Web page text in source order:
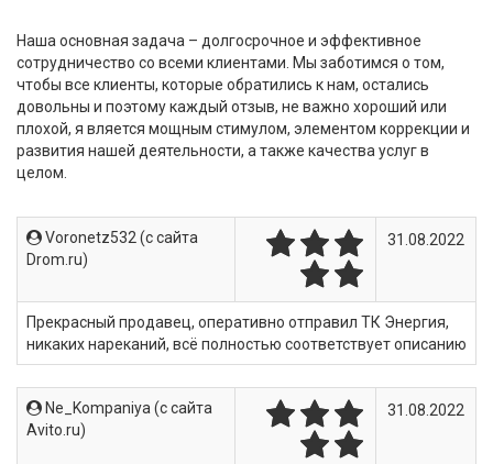
Наша основная задача – долгосрочное и эффективное
сотрудничество со всеми клиентами. Мы заботимся о том,
чтобы все клиенты, которые обратились к нам, остались
довольны и поэтому каждый отзыв, не важно хороший или
плохой, я вляется мощным стимулом, элементом коррекции и
развития нашей деятельности, а также качества услуг в
целом.
Voronetz532 (c сайта
Drom.ru)
31.08.2022
Прекрасный продавец, оперативно отправил ТК Энергия,
никаких нареканий, всё полностью соответствует описанию
Ne_Kompaniya (c сайта
Avito.ru)
31.08.2022